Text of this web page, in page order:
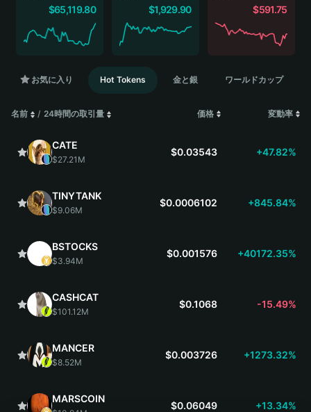
Português (Brasil)
$65,119.80 $1,929.90 $591.75
お気に入り Hot Tokens 金と銀 ワールドカップ
名前 / 24時間の取引量 価格 変動率
CATE
$27.21M
$0.03543 +47.82%
TINYTANK
$9.06M
$0.0006102 +845.84%
BSTOCKS
$3.94M
$0.001576 +40172.35%
CASHCAT
$101.12M
$0.1068 -15.49%
MANCER
$8.52M
$0.003726 +1273.32%
MARSCOIN
$0.06049 +13.34%